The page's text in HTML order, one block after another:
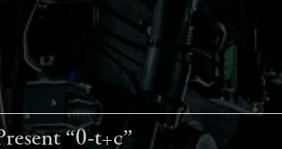
“0-t+c”